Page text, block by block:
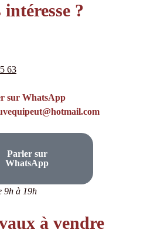
?
63
sur WhatsApp
Parler sur
WhatsApp
9h à 19h
à vendre